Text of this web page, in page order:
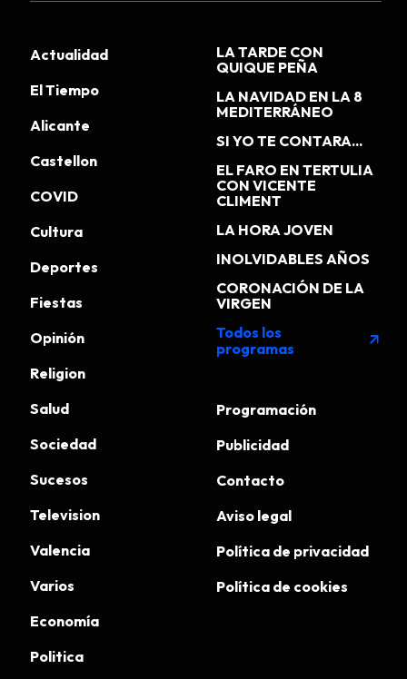
Actualidad
El Tiempo
Alicante
Castellon
COVID
Cultura
Deportes
Fiestas
Opinión
Religion
Salud
Sociedad
Sucesos
Television
Valencia
Varios
Economía
Politica
LA TARDE CON
QUIQUE PEÑA
LA NAVIDAD EN LA 8
MEDITERRÁNEO
SI YO TE CONTARA...
EL FARO EN TERTULIA
CON VICENTE
CLIMENT
LA HORA JOVEN
INOLVIDABLES AÑOS
CORONACIÓN DE LA
VIRGEN
Todos los
programas
arrow_outward
Programación
Publicidad
Contacto
Aviso legal
Política de privacidad
Política de cookies